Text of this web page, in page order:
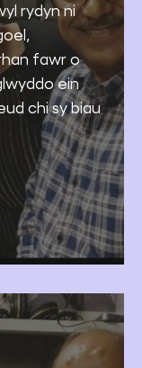
rydyn ni
fawr o
ein
chi sy biau